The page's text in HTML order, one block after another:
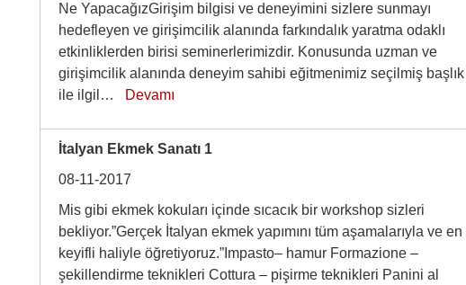
Ne YapacağızGirişim bilgisi ve deneyimini sizlere sunmayı
hedefleyen ve girişimcilik alanında farkındalık yaratma odaklı
etkinliklerden birisi seminerlerimizdir. Konusunda uzman ve
girişimcilik alanında deneyim sahibi eğitmenimiz seçilmiş başlık
ile ilgil…
Devamı
İtalyan Ekmek Sanatı 1
08-11-2017
Mis gibi ekmek kokuları içinde sıcacık bir workshop sizleri
bekliyor.”Gerçek İtalyan ekmek yapımını tüm aşamalarıyla ve en
keyifli haliyle öğretiyoruz.”Impasto– hamur Formazione –
şekillendirme teknikleri Cottura – pişirme teknikleri Panini al